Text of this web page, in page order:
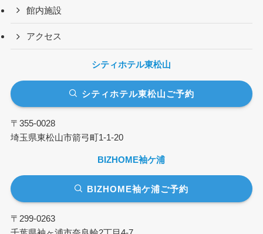
館内施設
アクセス
シティホテル東松山
シティホテル東松山ご予約
〒355-0028
埼玉県東松山市箭弓町1-1-20
BIZHOME袖ケ浦
BIZHOME袖ケ浦ご予約
〒299-0263